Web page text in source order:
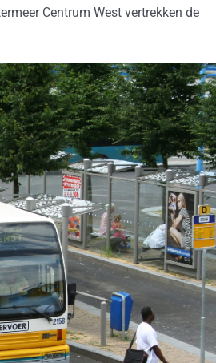
Centrum West vertrekken de